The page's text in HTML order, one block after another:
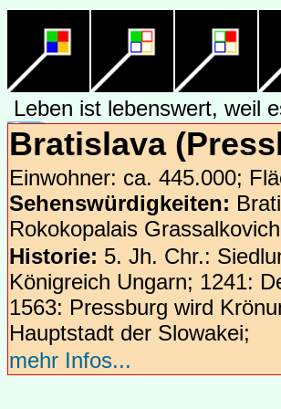
Bratislava
Einwohner: ca. 445.000;
Sehenswürdigkeiten:
Rokokopalais
Historie: 5. Jh. Chr.:
Königreich Ungarn; 1241:
1563: Pressburg wird
Hauptstadt der Slowakei;
mehr Infos...
Leben ist lebenswert, weil
Magdeburg